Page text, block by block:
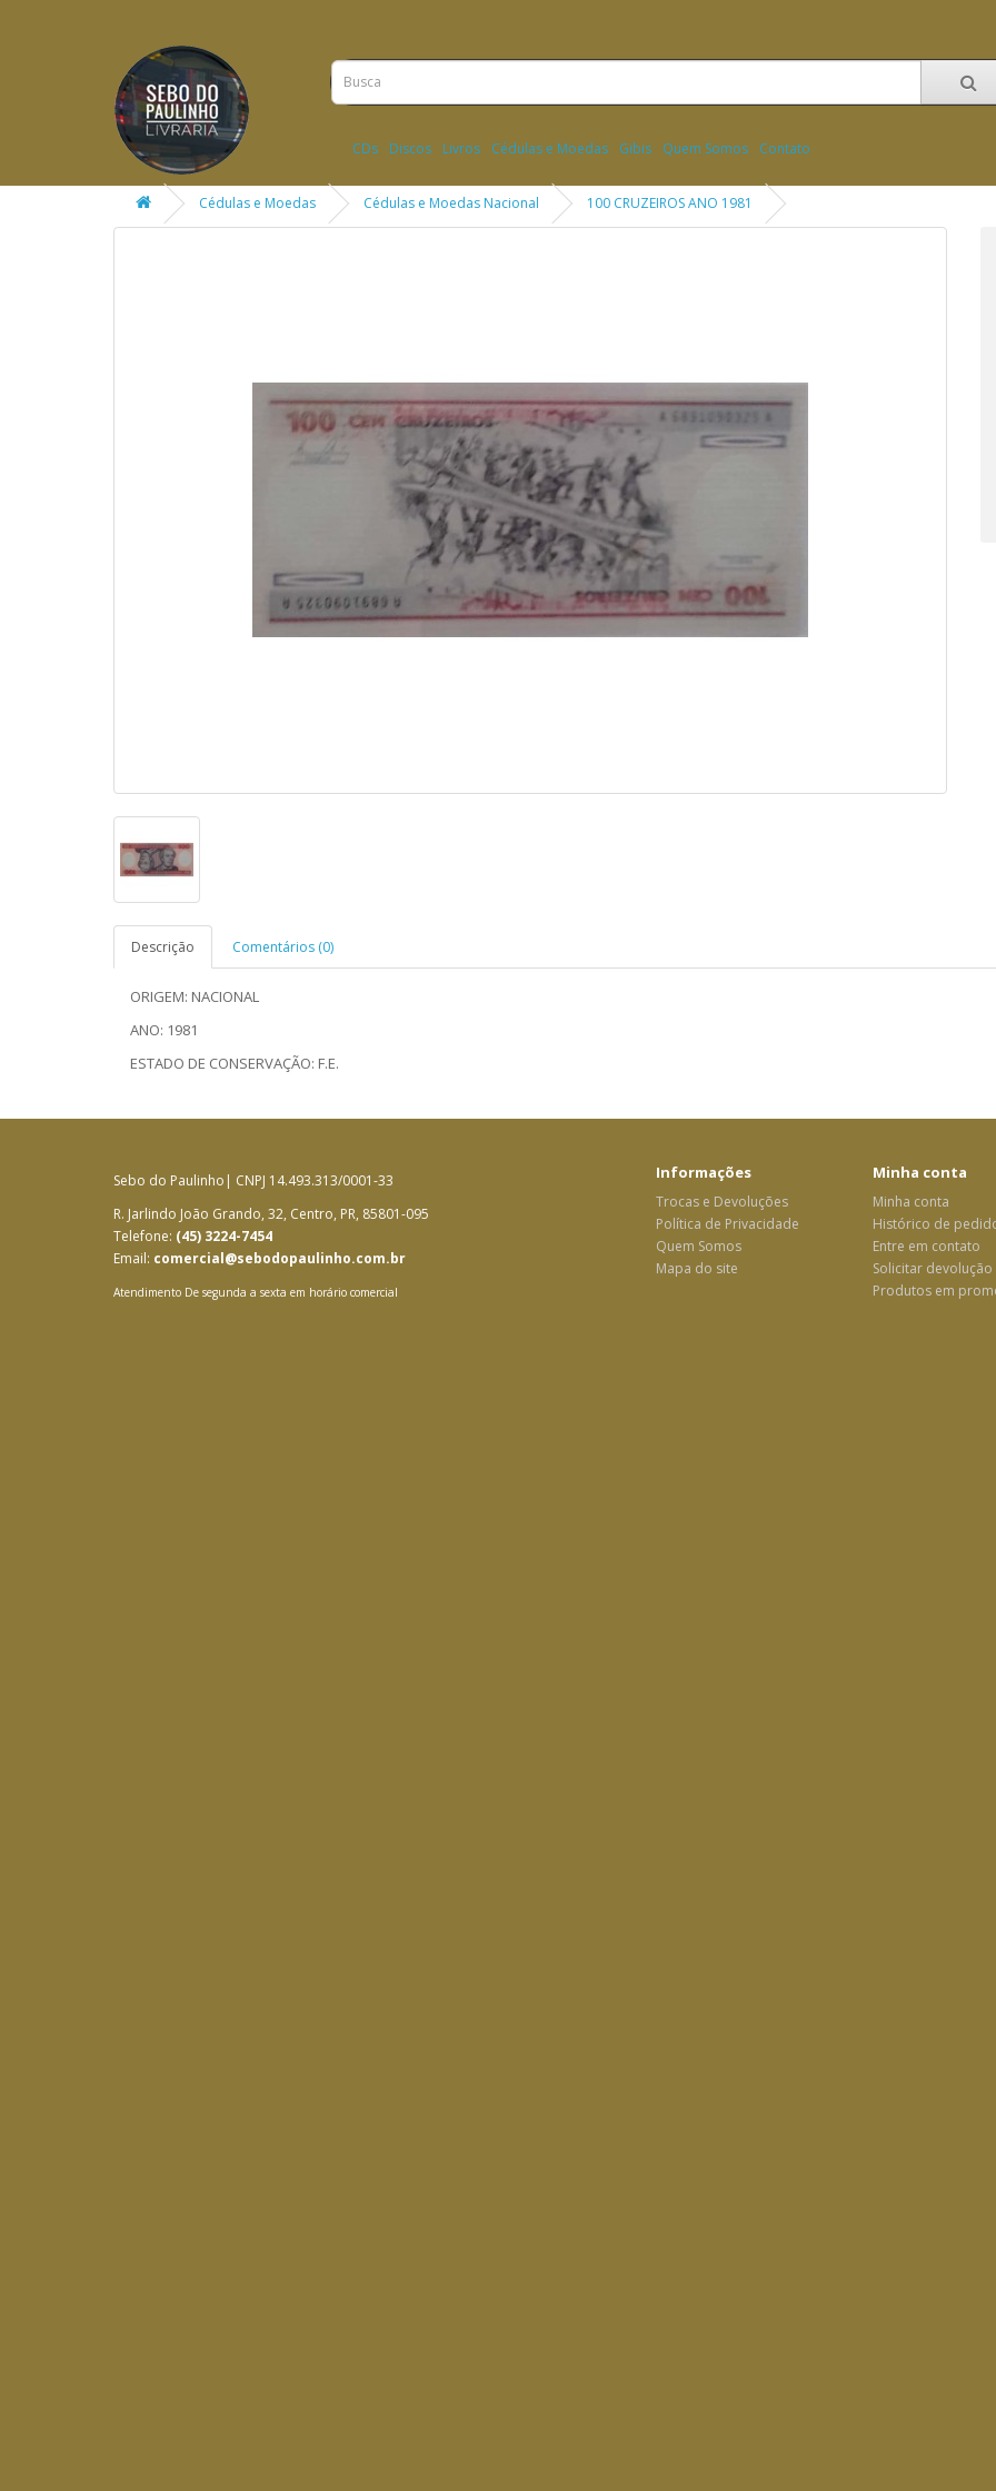
CDs Discos Livros Cédulas e Moedas Gibis Quem Somos Contato
Cédulas e Moedas Cédulas e Moedas Nacional 100 CRUZEIROS ANO 1981
Descrição Comentários (0)
ORIGEM: NACIONAL
ANO: 1981
ESTADO DE CONSERVAÇÃO: F.E.
Sebo do Paulinho| CNPJ 14.493.313/0001-33
R. Jarlindo João Grando, 32, Centro, PR, 85801-095
Telefone: (45) 3224-7454
Email: comercial@sebodopaulinho.com.br
Atendimento De segunda a sexta em horário comercial
Informações
Trocas e Devoluções
Política de Privacidade
Quem Somos
Mapa do site
Minha conta
Minha conta
Histórico de
Entre em contato
Solicitar devolução
Produtos em